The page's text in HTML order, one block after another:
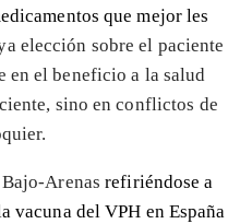
que mejor les
elección sobre el paciente
en el beneficio a la salud
sino en conflictos de
Bajo-Arenasrefiriéndose a
vacuna del VPH en España